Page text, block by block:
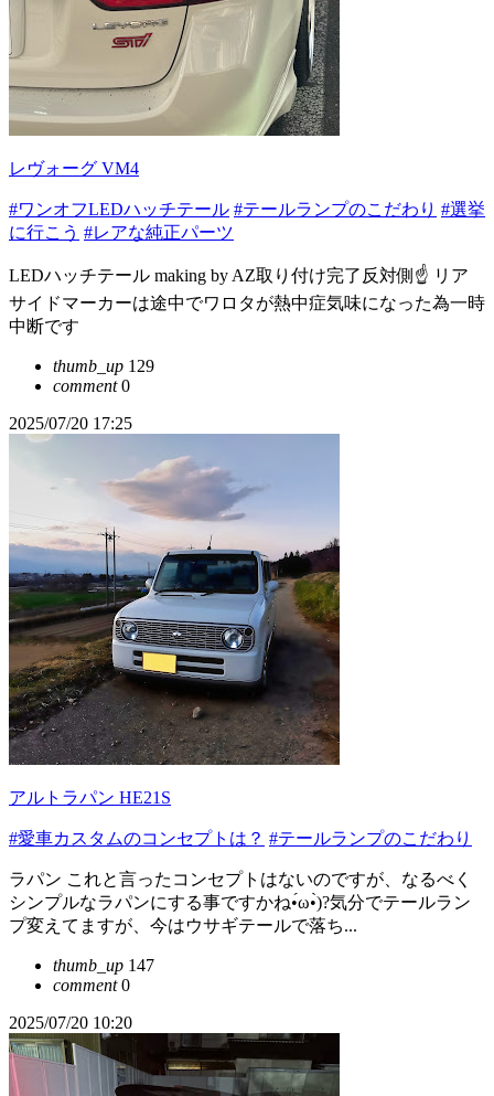
レヴォーグ VM4
#ワンオフLEDハッチテール #テールランプのこだわり #選挙
に行こう #レアな純正パーツ
LEDハッチテール making by AZ取り付け完了反対側☝️ リア
サイドマーカーは途中でワロタが熱中症気味になった為一時
中断です
thumb_up 129
comment0
2025/07/20 17:25
アルトラパン HE21S
#愛車カスタムのコンセプトは？ #テールランプのこだわり
ラパン これと言ったコンセプトはないのですが、なるべく
シンプルなラパンにする事ですかね•́ω•̀)?気分でテールラン
プ変えてますが、今はウサギテールで落ち...
thumb_up 147
comment0
2025/07/20 10:20